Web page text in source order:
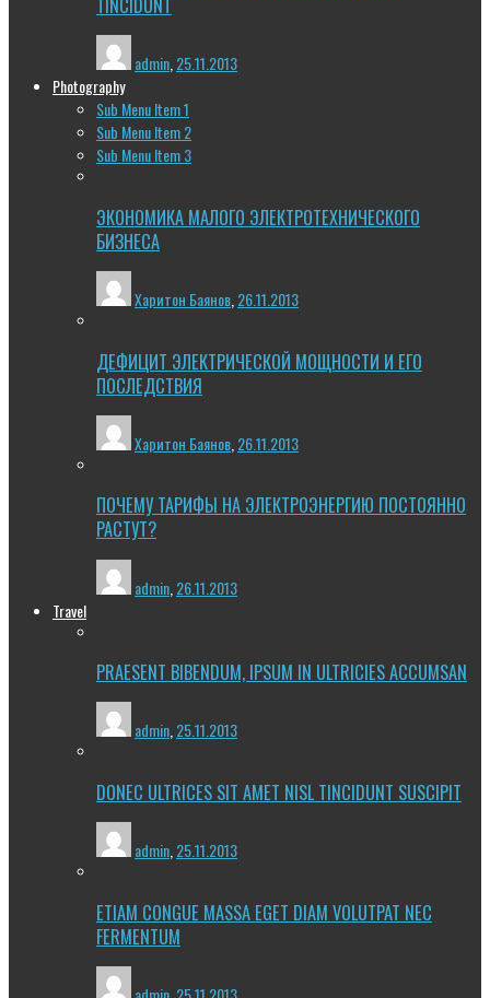
admin,25.11.2013
Photography
Sub Menu Item 1
Sub Menu Item 2
Sub Menu Item 3
ЭКОНОМИКА МАЛОГО ЭЛЕКТРОТЕХНИЧЕСКОГО
БИЗНЕСА
Харитон Баянов 26.11.2013
ДЕФИЦИТ ЭЛЕКТРИЧЕСКОЙ МОЩНОСТИ И ЕГО
ПОСЛЕДСТВИЯ
Харитон Баянов 26.11.2013
ПОЧЕМУ ТАРИФЫ НА ЭЛЕКТРОЭНЕРГИЮ ПОСТОЯННО
РАСТУТ?
admin 26.11.2013
Travel
PRAESENT BIBENDUM, IPSUM IN ULTRICIES ACCUMSAN
admin,25.11.2013
DONEC ULTRICES SIT AMET NISL TINCIDUNT SUSCIPIT
admin 25.11.2013
ETIAM CONGUE MASSA EGET DIAM VOLUTPAT NEC
FERMENTUM